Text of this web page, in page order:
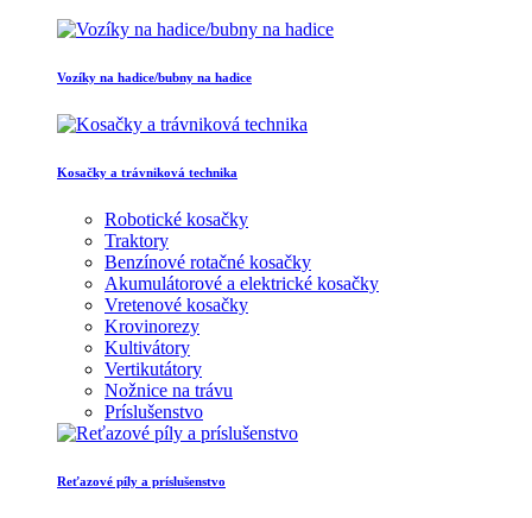
Vozíky na hadice/bubny na hadice
Kosačky a trávniková technika
Robotické kosačky
Traktory
Benzínové rotačné kosačky
Akumulátorové a elektrické kosačky
Vretenové kosačky
Krovinorezy
Kultivátory
Vertikutátory
Nožnice na trávu
Príslušenstvo
Reťazové píly a príslušenstvo